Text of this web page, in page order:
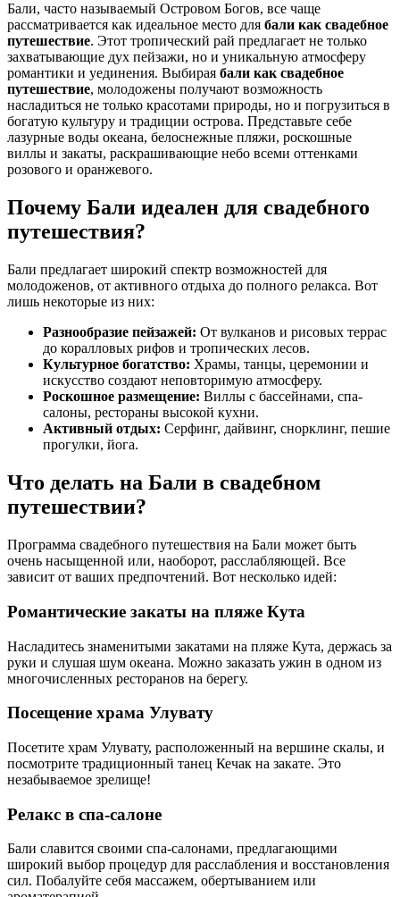
Бали, часто называемый Островом Богов, все чаще
рассматривается как идеальное место для бали как свадебное
путешествие. Этот тропический рай предлагает не только
захватывающие дух пейзажи, но и уникальную атмосферу
романтики и уединения. Выбирая бали как свадебное
путешествие, молодожены получают возможность
насладиться не только красотами природы, но и погрузиться в
богатую культуру и традиции острова. Представьте себе
лазурные воды океана, белоснежные пляжи, роскошные
виллы и закаты, раскрашивающие небо всеми оттенками
розового и оранжевого.
Почему Бали идеален для свадебного
путешествия?
Бали предлагает широкий спектр возможностей для
молодоженов, от активного отдыха до полного релакса. Вот
лишь некоторые из них:
Разнообразие пейзажей: От вулканов и рисовых террас
до коралловых рифов и тропических лесов.
Культурное богатство: Храмы, танцы, церемонии и
искусство создают неповторимую атмосферу.
Роскошное размещение: Виллы с бассейнами, спа-
салоны, рестораны высокой кухни.
Активный отдых: Серфинг, дайвинг, снорклинг, пешие
прогулки, йога.
Что делать на Бали в свадебном
путешествии?
Программа свадебного путешествия на Бали может быть
очень насыщенной или, наоборот, расслабляющей. Все
зависит от ваших предпочтений. Вот несколько идей:
Романтические закаты на пляже Кута
Насладитесь знаменитыми закатами на пляже Кута, держась за
руки и слушая шум океана. Можно заказать ужин в одном из
многочисленных ресторанов на берегу.
Посещение храма Улувату
Посетите храм Улувату, расположенный на вершине скалы, и
посмотрите традиционный танец Кечак на закате. Это
незабываемое зрелище!
Релакс в спа-салоне
Бали славится своими спа-салонами, предлагающими
широкий выбор процедур для расслабления и восстановления
сил. Побалуйте себя массажем, обертыванием или